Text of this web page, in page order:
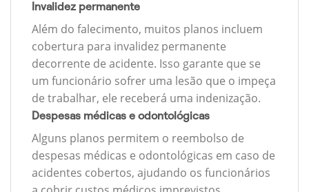
Invalidez permanente
Além do falecimento, muitos planos incluem
cobertura para invalidez permanente
decorrente de acidente. Isso garante que se
um funcionário sofrer uma lesão que o impeça
de trabalhar, ele receberá uma indenização.
Despesas médicas e odontológicas
Alguns planos permitem o reembolso de
despesas médicas e odontológicas em caso de
acidentes cobertos, ajudando os funcionários